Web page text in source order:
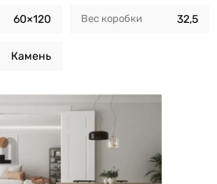
60×120
Камень
Вес коробки 32,5